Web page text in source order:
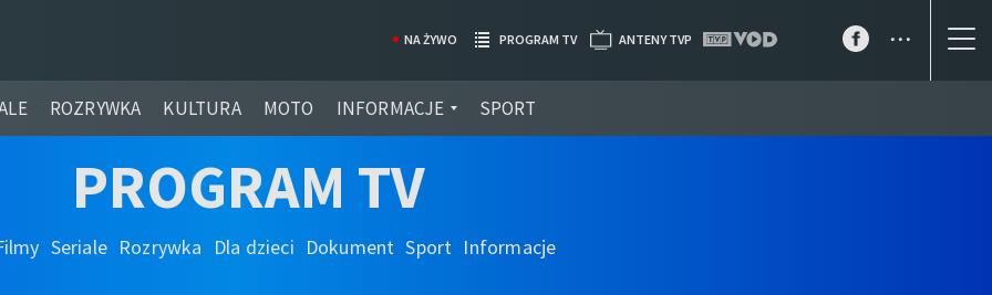
ROZRYWKA KULTURA MOTO INFORMACJE SPORT
NA ŻYWO PROGRAM TV ANTENY TVP ...
PROGRAM TV
Seriale Rozrywka Dla dzieci Dokument Sport Informacje